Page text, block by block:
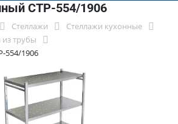
СТР-554/1906
Стеллажи
Стеллажи кухонные
из трубы
554/1906